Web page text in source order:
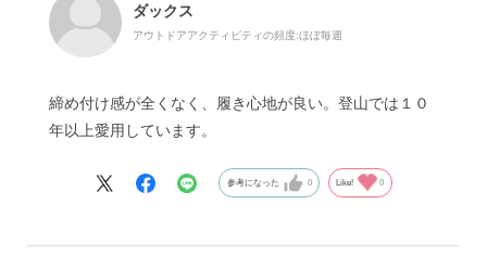
ダックス
アウトドアアクティビティの頻度:ほぼ毎週
締め付け感が全くなく、履き心地が良い。登山では１０
年以上愛用しています。
参考になった 0 Like! 0